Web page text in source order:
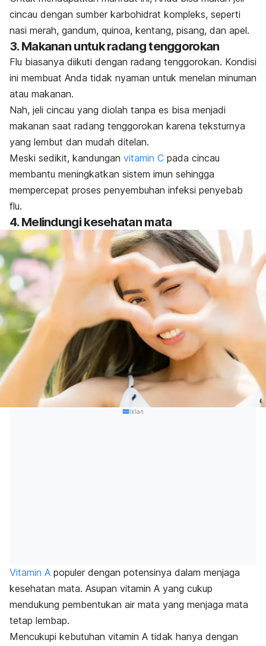
cincau dengan sumber karbohidrat kompleks, seperti
nasi merah, gandum, quinoa, kentang, pisang, dan apel.
3. Makanan untuk radang tenggorokan
Flu biasanya diikuti dengan radang tenggorokan. Kondisi
ini membuat Anda tidak nyaman untuk menelan minuman
atau makanan.
Nah, jeli cincau yang diolah tanpa es bisa menjadi
makanan saat radang tenggorokan karena teksturnya
yang lembut dan mudah ditelan.
Meski sedikit, kandungan vitamin C pada cincau
membantu meningkatkan sistem imun sehingga
mempercepat proses penyembuhan infeksi penyebab
flu.
4. Melindungi kesehatan mata
Iklan
Vitamin A populer dengan potensinya dalam menjaga
kesehatan mata. Asupan vitamin A yang cukup
mendukung pembentukan air mata yang menjaga mata
tetap lembap.
Mencukupi kebutuhan vitamin A tidak hanya dengan